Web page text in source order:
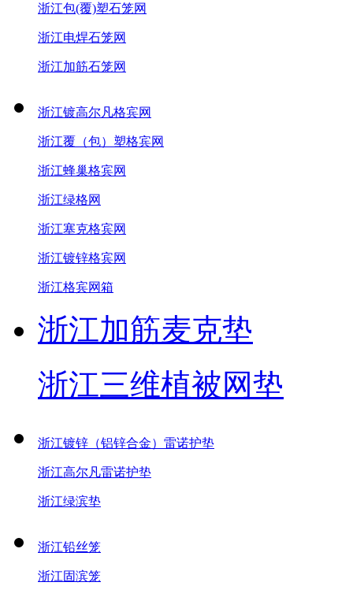
浙江包(覆)塑石笼网
浙江电焊石笼网
浙江加筋石笼网
浙江镀高尔凡格宾网
浙江覆（包）塑格宾网
浙江蜂巢格宾网
浙江绿格网
浙江塞克格宾网
浙江镀锌格宾网
浙江格宾网箱
浙江加筋麦克垫
浙江三维植被网垫
浙江镀锌（铝锌合金）雷诺护垫
浙江高尔凡雷诺护垫
浙江绿滨垫
浙江铅丝笼
浙江固滨笼